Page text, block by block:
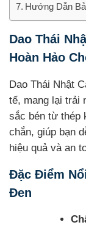
Hướng Dẫn
Dao Thái
Hoàn Hảo
Dao Thái Nhật
tế, mang lại trải
sắc bén từ thép
chắn, giúp bạn
hiệu quả và an
Đặc Điểm
Đen